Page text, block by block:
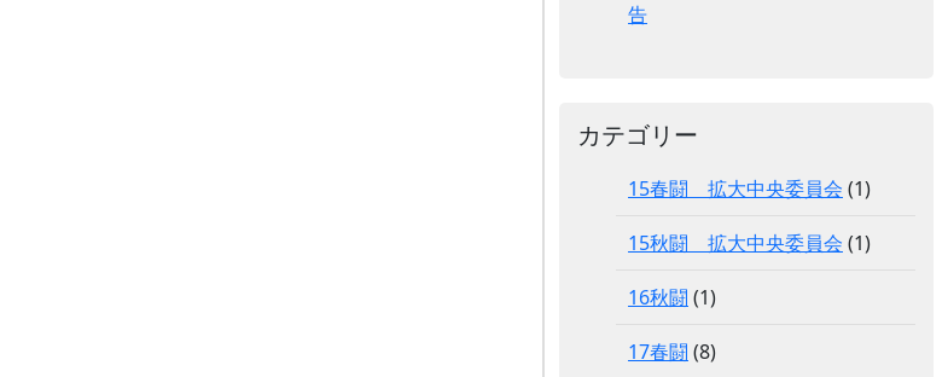
告
カテゴリー
15春闘 拡大中央委員会 (1)
15秋闘 拡大中央委員会 (1)
16秋闘 (1)
17春闘 (8)